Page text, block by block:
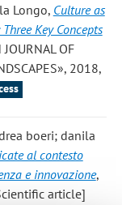
Longo, Culture as
Key Concepts
JOURNAL OF
2018,
boeri; danila
al contesto
e innovazione,
article]